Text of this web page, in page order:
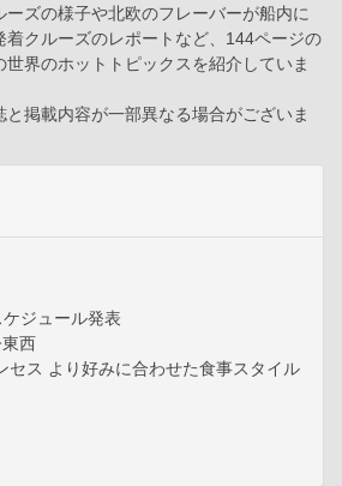
ズの様子や北欧のフレーバーが船内に
着クルーズのレポートなど、144ページの
界のホットトピックスを紹介していま
掲載内容が一部異なる場合がございま
ジュール発表
西
セス より好みに合わせた食事スタイル